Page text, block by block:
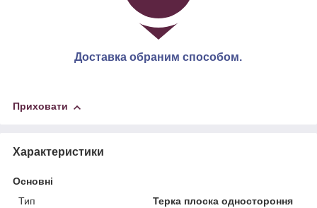
Доставка обраним способом.
Приховати
Характеристики
Основні
Тип
Терка плоска одностороння